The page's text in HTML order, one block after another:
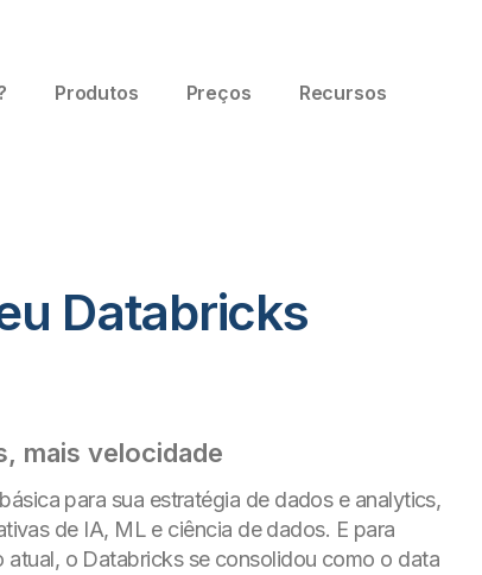
Produtos Preços Recursos
Databricks
mais velocidade
para sua estratégia de dados e analytics,
de IA, ML e ciência de dados. E para
atual, o Databricks se consolidou como o data